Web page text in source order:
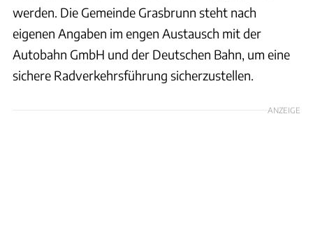
werden. Die Gemeinde Grasbrunn steht nach
eigenen Angaben im engen Austausch mit der
Autobahn GmbH und der Deutschen Bahn, um eine
sichere Radverkehrsführung sicherzustellen.
ANZEIGE